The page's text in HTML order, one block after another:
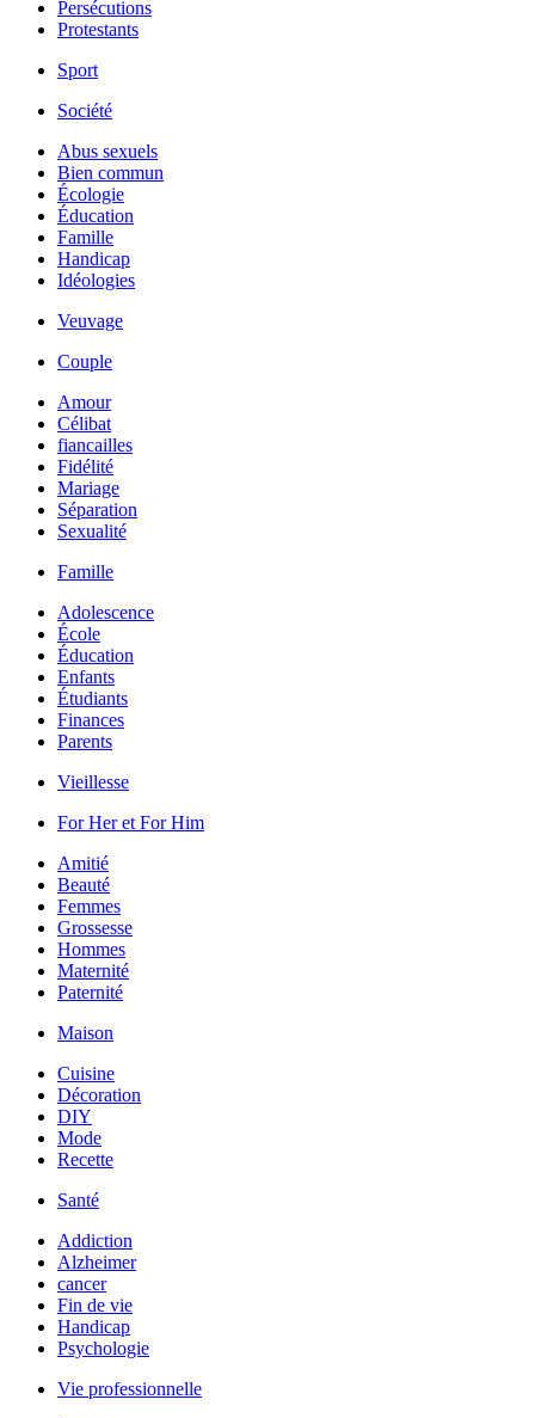
Persécutions
Protestants
Sport
Société
Abus sexuels
Bien commun
Écologie
Éducation
Famille
Handicap
Idéologies
Veuvage
Couple
Amour
Célibat
fiancailles
Fidélité
Mariage
Séparation
Sexualité
Famille
Adolescence
École
Éducation
Enfants
Étudiants
Finances
Parents
Vieillesse
For Her et For Him
Amitié
Beauté
Femmes
Grossesse
Hommes
Maternité
Paternité
Maison
Cuisine
Décoration
DIY
Mode
Recette
Santé
Addiction
Alzheimer
cancer
Fin de vie
Handicap
Psychologie
Vie professionnelle